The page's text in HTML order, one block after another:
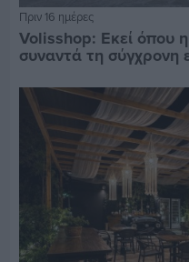
Πριν 16 ημέρες
Volisshop: Εκεί όπου
συναντά τη σύγχρονη